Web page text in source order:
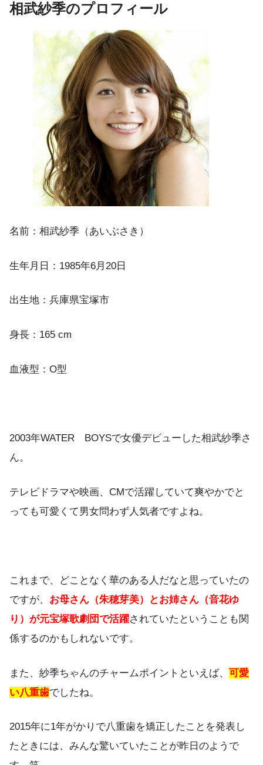
相武紗季のプロフィール
名前：相武紗季（あいぶさき）
生年月日：1985年6月20日
出生地：兵庫県宝塚市
身長：165 cm
血液型：O型
2003年WATER BOYSで女優デビューした相武紗季さ
ん。
テレビドラマや映画、CMで活躍していて爽やかでと
っても可愛くて男女問わず人気者ですよね。
これまで、どことなく華のある人だなと思っていたの
ですが、 お母さん（朱穂芽美）とお姉さん（音花ゆ
り）が元宝塚歌劇団で活躍されていたということも関
係するのかもしれないです。
また、紗季ちゃんのチャームポイントといえば、 可愛
い八重歯でしたね。
2015年に1年がかりで八重歯を矯正したことを発表し
たときには、みんな驚いていたことが昨日のようで